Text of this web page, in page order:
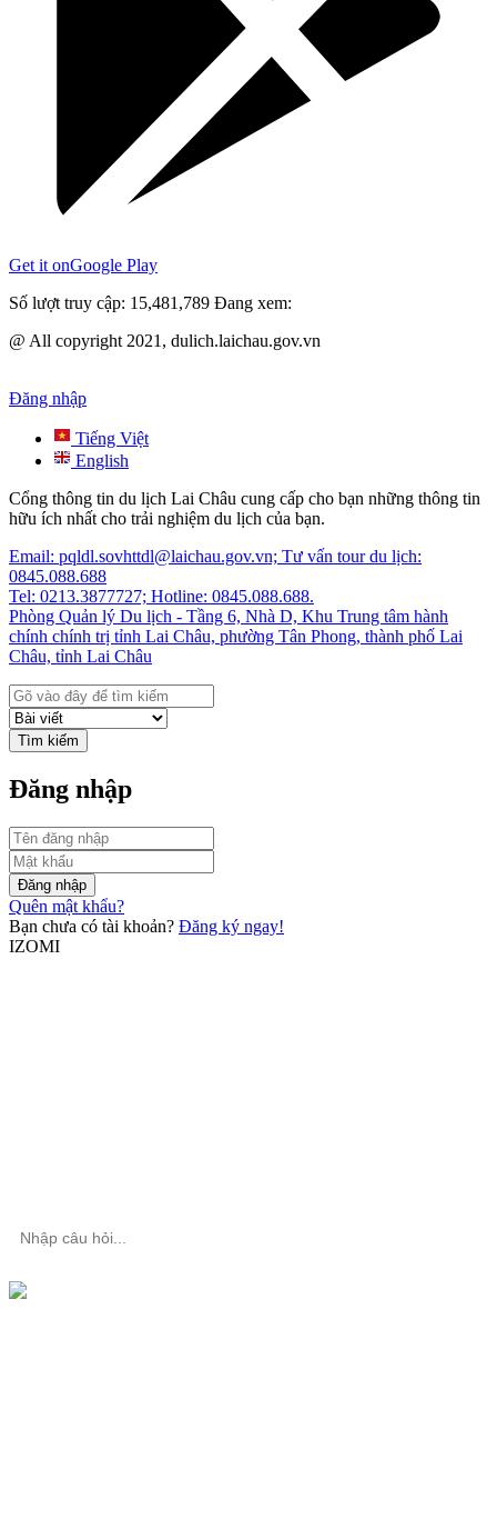
Get it onGoogle Play
Số lượt truy cập: 15,481,789 Đang xem:
@ All copyright 2021, dulich.laichau.gov.vn
Đăng nhập
Tiếng Việt
English
Cổng thông tin du lịch Lai Châu cung cấp cho bạn những thông tin
hữu ích nhất cho trải nghiệm du lịch của bạn.
Email: pqldl.sovhttdl@laichau.gov.vn; Tư vấn tour du lịch:
0845.088.688
Tel: 0213.3877727; Hotline: 0845.088.688.
Phòng Quản lý Du lịch - Tầng 6, Nhà D, Khu Trung tâm hành
chính chính trị tỉnh Lai Châu, phường Tân Phong, thành phố Lai
Châu, tỉnh Lai Châu
Tìm kiếm
Đăng nhập
Đăng nhập
Quên mật khẩu?
Bạn chưa có tài khoản? Đăng ký ngay!
IZOMI